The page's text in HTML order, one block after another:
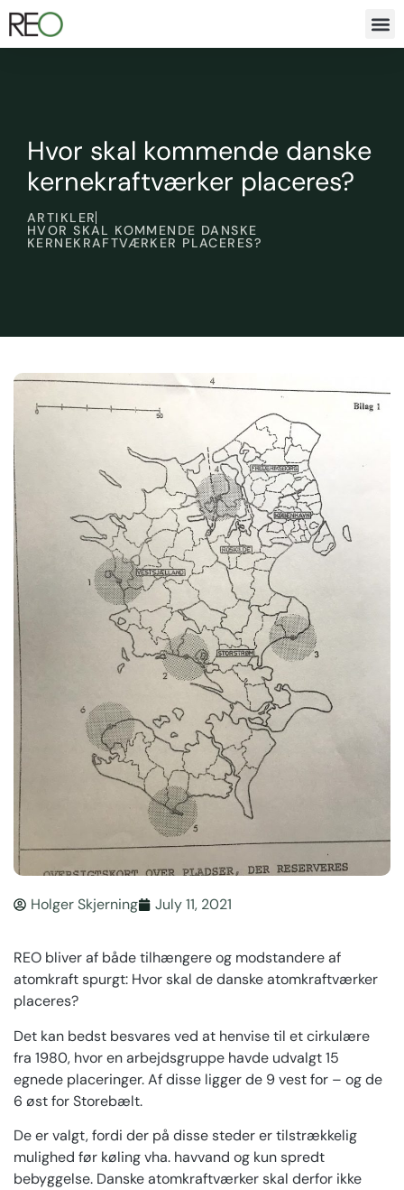
Hvor skal kommende danske
kernekraftværker placeres?
ARTIKLER
HVOR SKAL KOMMENDE DANSKE
KERNEKRAFTVÆRKER PLACERES?
Holger Skjerning July 11, 2021
REO bliver af både tilhængere og modstandere af
atomkraft spurgt: Hvor skal de danske atomkraftværker
placeres?
Det kan bedst besvares ved at henvise til et cirkulære
fra 1980, hvor en arbejdsgruppe havde udvalgt 15
egnede placeringer. Af disse ligger de 9 vest for – og de
6 øst for Storebælt.
De er valgt, fordi der på disse steder er tilstrækkelig
mulighed før køling vha. havvand og kun spredt
bebyggelse. Danske atomkraftværker skal derfor ikke